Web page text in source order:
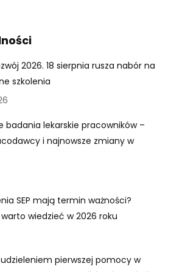
2026. 18 sierpnia rusza nabór na
szkolenia
badania lekarskie pracowników –
i najnowsze zmiany w
SEP mają termin ważności?
wiedzieć w 2026 roku
pierwszej pomocy w